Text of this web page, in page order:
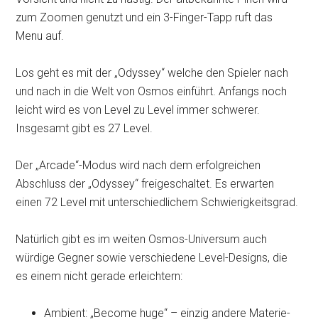
zum Zoomen genutzt und ein 3-Finger-Tapp ruft das
Menu auf.
Los geht es mit der „Odyssey“ welche den Spieler nach
und nach in die Welt von Osmos einführt. Anfangs noch
leicht wird es von Level zu Level immer schwerer.
Insgesamt gibt es 27 Level.
Der „Arcade“-Modus wird nach dem erfolgreichen
Abschluss der „Odyssey“ freigeschaltet. Es erwarten
einen 72 Level mit unterschiedlichem Schwierigkeitsgrad.
Natürlich gibt es im weiten Osmos-Universum auch
würdige Gegner sowie verschiedene Level-Designs, die
es einem nicht gerade erleichtern:
Ambient: „Become huge“ – einzig andere Materie-